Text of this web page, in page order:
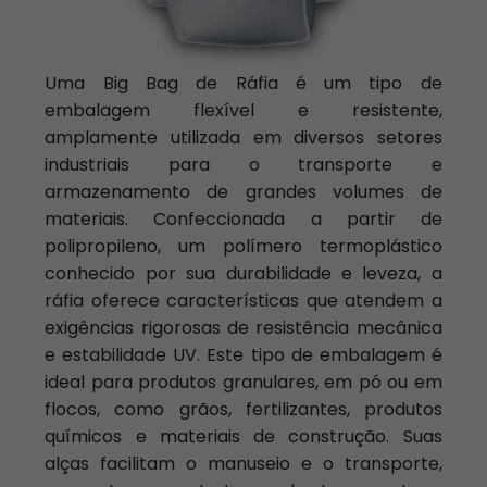
Uma Big Bag de Ráfia é um tipo de
embalagem flexível e resistente,
amplamente utilizada em diversos setores
industriais para o transporte e
armazenamento de grandes volumes de
materiais. Confeccionada a partir de
polipropileno, um polímero termoplástico
conhecido por sua durabilidade e leveza, a
ráfia oferece características que atendem a
exigências rigorosas de resistência mecânica
e estabilidade UV. Este tipo de embalagem é
ideal para produtos granulares, em pó ou em
flocos, como grãos, fertilizantes, produtos
químicos e materiais de construção. Suas
alças facilitam o manuseio e o transporte,